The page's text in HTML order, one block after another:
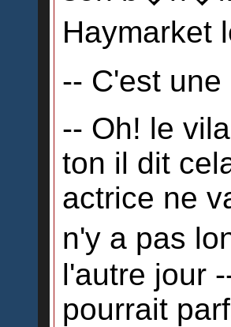
Haymarket
-- C'est
-- Oh! le
ton il dit
actrice ne
n'y a pas
l'autre jour
pourrait